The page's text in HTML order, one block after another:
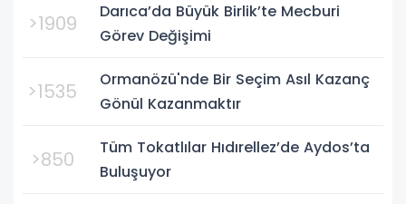
>1909
Darıca’da Büyük Birlik’te Mecburi
Görev Değişimi
>1535
Ormanözü'nde Bir Seçim Asıl Kazanç
Gönül Kazanmaktır
>850
Tüm Tokatlılar Hıdırellez’de Aydos’ta
Buluşuyor